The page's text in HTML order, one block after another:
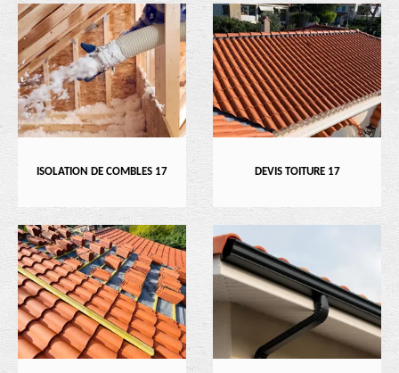
ISOLATION DE COMBLES 17 DEVIS TOITURE 17